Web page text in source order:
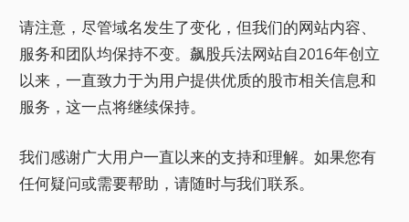
请注意，尽管域名发生了变化，但我们的网站内容、
服务和团队均保持不变。飙股兵法网站自2016年创立
以来，一直致力于为用户提供优质的股市相关信息和
服务，这一点将继续保持。
我们感谢广大用户一直以来的支持和理解。如果您有
任何疑问或需要帮助，请随时与我们联系。